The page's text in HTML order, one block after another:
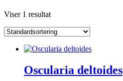
Viser 1 resultat
Oscularia deltoides